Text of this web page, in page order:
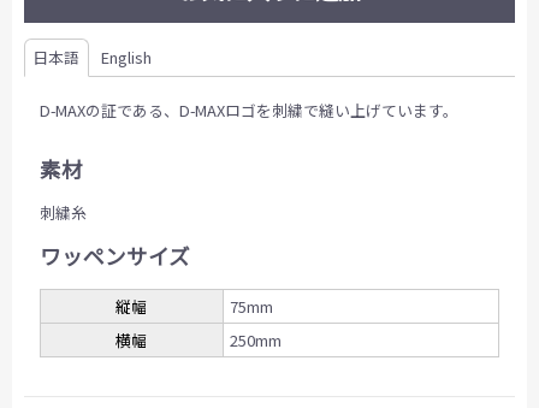
日本語 English
D-MAXの証である、D-MAXロゴを刺繍で縫い上げています。
素材
刺繍糸
ワッペンサイズ
縦幅
75mm
横幅
250mm